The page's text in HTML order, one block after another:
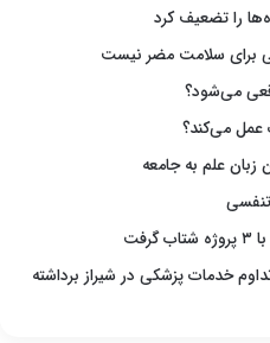
را تضعیف کرد
برای سلامت مضر نیست
می‌شود؟
عمل می‌کند؟
علم به جامعه
تنفسی
خدمات پزشکی در شیراز برداشته